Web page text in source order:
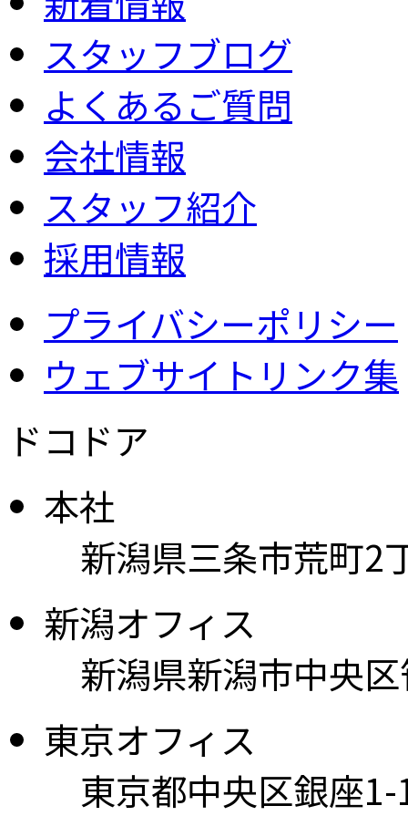
スタッフブログ
よくあるご質問
会社情報
スタッフ紹介
採用情報
プライバシーポリシー
ウェブサイトリンク集
ドコドア
本社
新潟県三条市荒町2
新潟オフィス
新潟県新潟市中央
東京オフィス
東京都中央区銀座